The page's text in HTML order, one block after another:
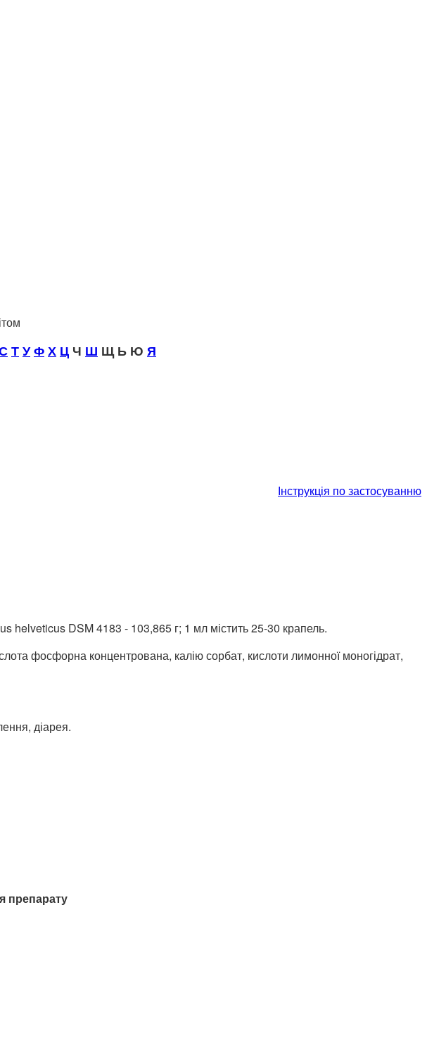
ТУФХ Ц Ч Ш Щ Ь Ю Я
Інструкція по застосуванню
helveticus DSM 4183 - 103,865 г; 1 мл містить 25-30 крапель.
фосфорна концентрована, калію сорбат, кислоти лимонної моногідрат,
діарея.
препарату